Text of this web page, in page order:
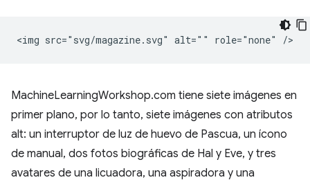
MachineLearningWorkshop.com tiene siete imágenes en
primer plano, por lo tanto, siete imágenes con atributos
alt: un interruptor de luz de huevo de Pascua, un ícono
de manual, dos fotos biográficas de Hal y Eve, y tres
avatares de una licuadora, una aspiradora y una